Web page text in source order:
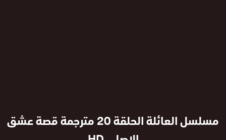
مسلسل العائلة الحلقة 20 مترجمة قصة عشق